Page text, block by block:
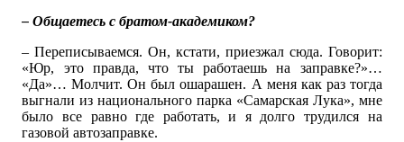
– Общаетесь с братом-академиком?
– Переписываемся. Он, кстати, приезжал сюда. Говорит:
«Юр, это правда, что ты работаешь на заправке?»…
«Да»… Молчит. Он был ошарашен. А меня как раз тогда
выгнали из национального парка «Самарская Лука», мне
было все равно где работать, и я долго трудился на
газовой автозаправке.